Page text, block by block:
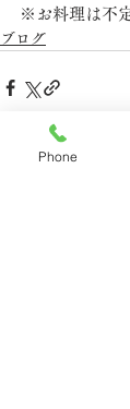
※お料理は不
ブログ
Phone